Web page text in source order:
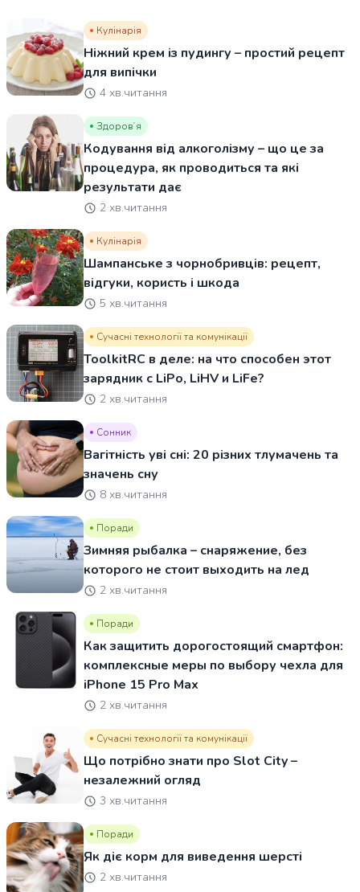
Кулінарія
Ніжний крем із пудингу – простий рецепт
для випічки
4 хв.читання
Здоровʼя
Кодування від алкоголізму – що це за
процедура, як проводиться та які
результати дає
2 хв.читання
Кулінарія
Шампанське з чорнобривців: рецепт,
відгуки, користь і шкода
5 хв.читання
Сучасні технології та комунікації
ToolkitRC в деле: на что способен этот
зарядник с LiPo, LiHV и LiFe?
2 хв.читання
Сонник
Вагітність уві сні: 20 різних тлумачень та
значень сну
8 хв.читання
Поради
Зимняя рыбалка – снаряжение, без
которого не стоит выходить на лед
2 хв.читання
Поради
Как защитить дорогостоящий смартфон:
комплексные меры по выбору чехла для
iPhone 15 Pro Max
2 хв.читання
Сучасні технології та комунікації
Що потрібно знати про Slot City –
незалежний огляд
3 хв.читання
Поради
Як діє корм для виведення шерсті
2 хв.читання